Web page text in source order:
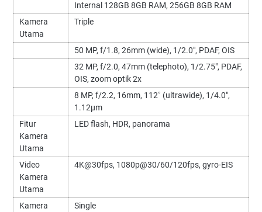
Internal 128GB 8GB RAM, 256GB 8GB RAM
Kamera
Utama
Triple
50 MP, f/1.8, 26mm (wide), 1/2.0", PDAF, OIS
32 MP, f/2.0, 47mm (telephoto), 1/2.75", PDAF,
OIS, zoom optik 2x
8 MP, f/2.2, 16mm, 112˚ (ultrawide), 1/4.0",
1.12µm
Fitur
Kamera
Utama
LED flash, HDR, panorama
Video
Kamera
Utama
4K@30fps, 1080p@30/60/120fps, gyro-EIS
Kamera
Single